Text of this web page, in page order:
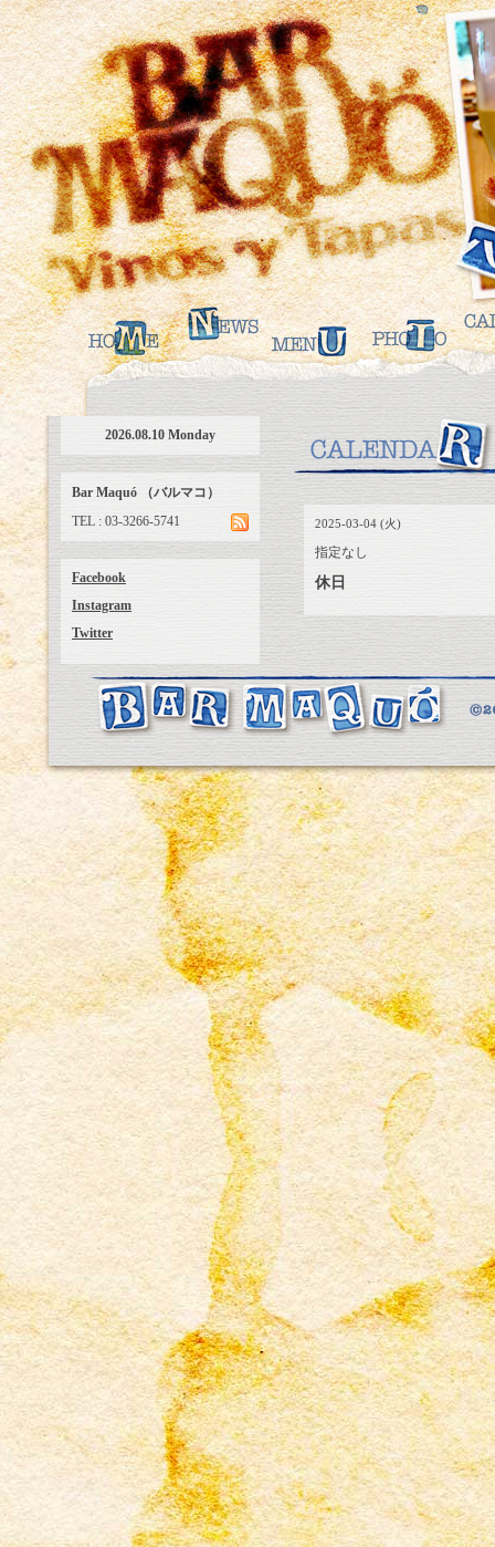
2025-03-04 (火)
指定なし
休日
2026.08.10 Monday
Bar Maquó （バルマコ）
TEL : 03-3266-5741
Facebook
Instagram
Twitter